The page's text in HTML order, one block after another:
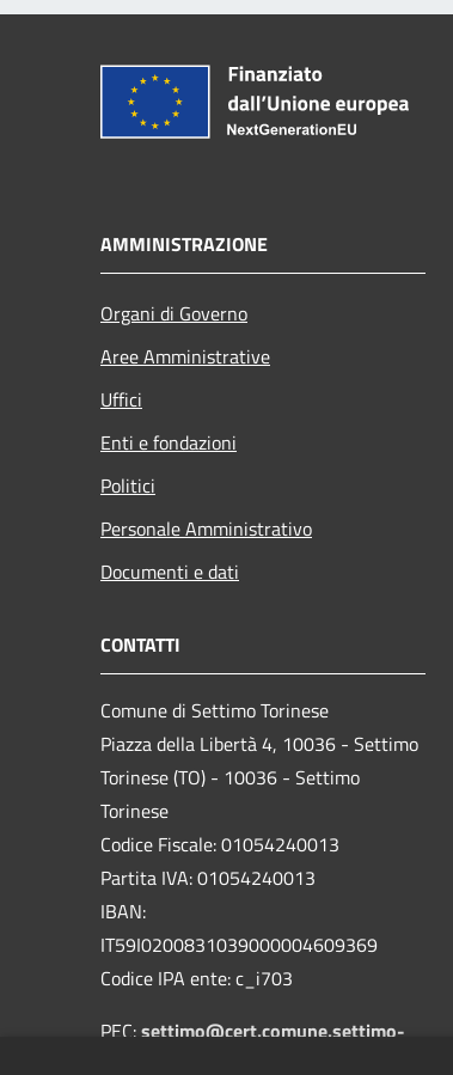
AMMINISTRAZIONE
Organi di Governo
Aree Amministrative
Uffici
Enti e fondazioni
Politici
Personale Amministrativo
Documenti e dati
CONTATTI
Comune di Settimo Torinese
Piazza della Libertà 4, 10036 - Settimo
Torinese (TO) - 10036 - Settimo
Torinese
Codice Fiscale: 01054240013
Partita IVA: 01054240013
IBAN:
IT59I0200831039000004609369
Codice IPA ente: c_i703
PEC:settimo@cert.comune.settimo-